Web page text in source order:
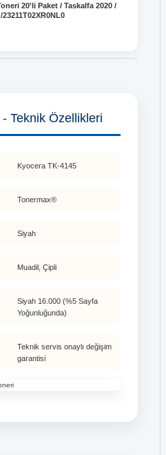
20'li Paket / Taskalfa 2020 /
23211T02XR0NL0
Teknik Özellikleri
Kyocera TK-4145
Tonermax®
Siyah
Muadil, Çipli
Siyah 16.000 (%5 Sayfa
Yoğunluğunda)
Teknik servis onaylı değişim
garantisi